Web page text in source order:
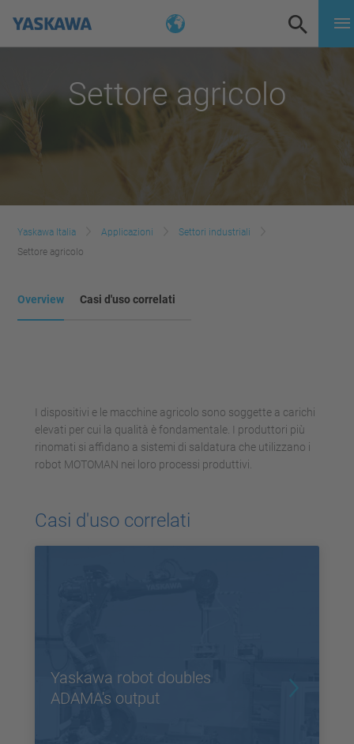
Settore agricolo
Yaskawa Italia Applicazioni
Settori industriali
Settore agricolo
Overview Casi d'uso correlati
I dispositivi e le macchine agricolo sono soggette a carichi
elevati per cui la qualità è fondamentale. I produttori più
rinomati si affidano a sistemi di saldatura che utilizzano i
robot MOTOMAN nei loro processi produttivi.
Casi d'uso correlati
Yaskawa robot doubles
ADAMA's output